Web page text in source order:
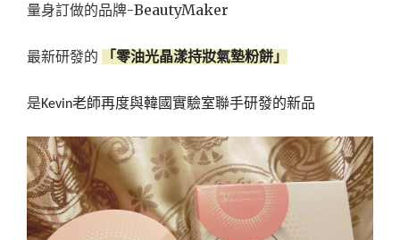
量身訂做的品牌-BeautyMaker
最新研發的 「零油光晶漾持妝氣墊粉餅」
是Kevin老師再度與韓國實驗室聯手研發的新品